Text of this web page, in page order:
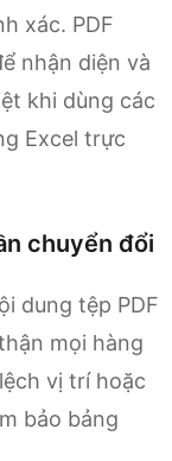
xác. PDF
nhận diện và
khi dùng các
Excel trực
chuyển đổi
dung tệp PDF
mọi hàng
vị trí hoặc
bảo bảng